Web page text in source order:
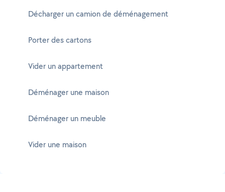
Décharger un camion de déménagement
Porter des cartons
Vider un appartement
Déménager une maison
Déménager un meuble
Vider une maison